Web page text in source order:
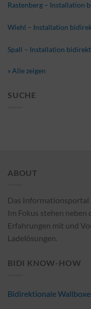
Rastenberg – Installation
Wiehl – Installation
Spall – Installation
» Alle zeigen
SUCHE
ABOUT
Das Informationsportal
Im Fokus stehen neben
Erfahrungen mit und
Ladelösungen.
BIDI KNOW-HOW
Bidirektionale